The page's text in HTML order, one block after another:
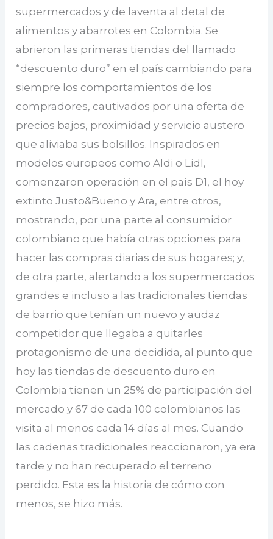
supermercados y de laventa al detal de
alimentos y abarrotes en Colombia. Se
abrieron las primeras tiendas del llamado
“descuento duro” en el país cambiando para
siempre los comportamientos de los
compradores, cautivados por una oferta de
precios bajos, proximidad y servicio austero
que aliviaba sus bolsillos. Inspirados en
modelos europeos como Aldi o Lidl,
comenzaron operación en el país D1, el hoy
extinto Justo&Bueno y Ara, entre otros,
mostrando, por una parte al consumidor
colombiano que había otras opciones para
hacer las compras diarias de sus hogares; y,
de otra parte, alertando a los supermercados
grandes e incluso a las tradicionales tiendas
de barrio que tenían un nuevo y audaz
competidor que llegaba a quitarles
protagonismo de una decidida, al punto que
hoy las tiendas de descuento duro en
Colombia tienen un 25% de participación del
mercado y 67 de cada 100 colombianos las
visita al menos cada 14 días al mes. Cuando
las cadenas tradicionales reaccionaron, ya era
tarde y no han recuperado el terreno
perdido. Esta es la historia de cómo con
menos, se hizo más.